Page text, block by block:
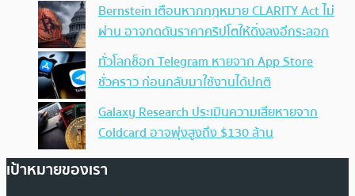
Bernstein เตือนหากกฎหมาย CLARITY Act ไม่
ผ่าน อาจกดดันราคาคริปโตให้ดิ่งลงอีกระลอก
ทั่วโลกช็อก Telegram หายจาก App Store
ชั่วคราว ก่อนกลับมาใช้งานได้ปกติ
Galaxy Research ประเมินความเสียหายจาก
Coldcard อาจพุ่งสูงถึง $130 ล้าน
เป้าหมายของเรา